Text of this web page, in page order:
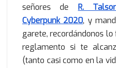
señores de R.
Cyberpunk 2020, y
garete, recordándonos
reglamento si te
(tanto casi como en la